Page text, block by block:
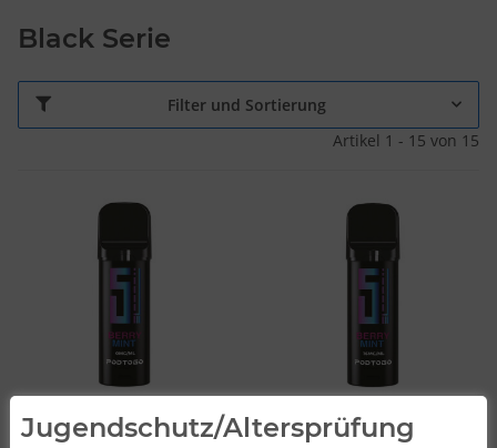
Black Serie
Filter und Sortierung
Artikel 1 - 15 von 15
5EL Berry Mint Pod to Go
2ml 0mg
5EL Berry Mint Pod to Go
2ml 16mg
Jugendschutz/Altersprüfung